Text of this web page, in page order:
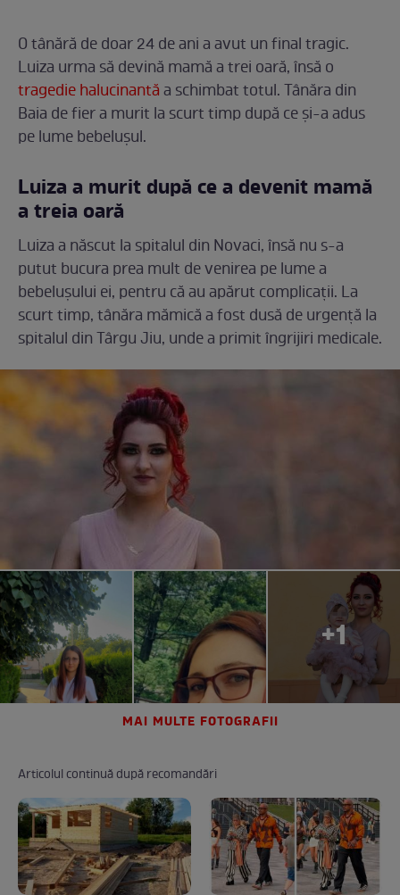
O tânără de doar 24 de ani a avut un final tragic.
Luiza urma să devină mamă a trei oară, însă o
tragedie halucinantăa schimbat totul. Tânăra din
Baia de fier a murit la scurt timp după ce și-a adus
pe lume bebelușul.
Luiza a murit după ce a devenit mamă
a treia oară
Luiza a născut la spitalul din Novaci, însă nu s-a
putut bucura prea mult de venirea pe lume a
bebelușului ei, pentru că au apărut complicații. La
scurt timp, tânăra mămică a fost dusă de urgență la
spitalul din Târgu Jiu, unde a primit îngrijiri medicale.
+1
MAI MULTE FOTOGRAFII
Articolul continuă după recomandări